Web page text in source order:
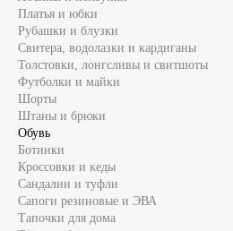
Платья и юбки
Рубашки и блузки
Свитера, водолазки и кардиганы
Толстовки, лонгсливы и свитшоты
Футболки и майки
Шорты
Штаны и брюки
Обувь
Ботинки
Кроссовки и кеды
Сандалии и туфли
Сапоги резиновые и ЭВА
Тапочки для дома